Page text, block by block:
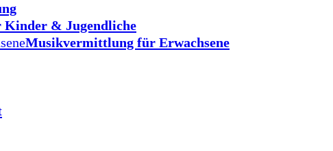
Kinder & Jugendliche
Musikvermittlung für Erwachsene